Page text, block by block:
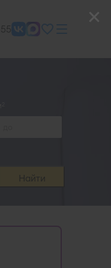
Найти